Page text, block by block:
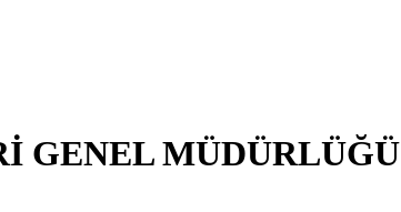
GENEL MÜDÜRLÜĞÜ